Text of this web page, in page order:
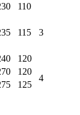
110
3
115
120
120
4
125